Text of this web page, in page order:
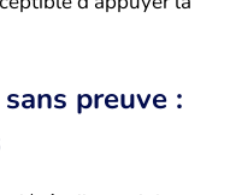
preuve :